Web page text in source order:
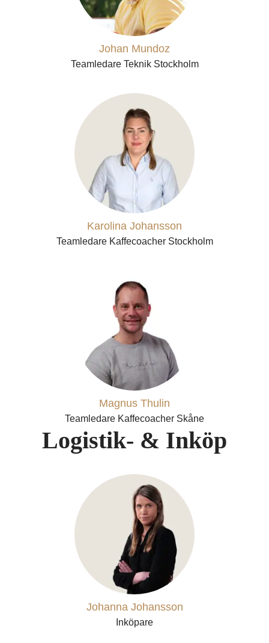
Johan Mundoz
Teamledare Teknik Stockholm
Karolina Johansson
Teamledare Kaffecoacher Stockholm
Magnus Thulin
Teamledare Kaffecoacher Skåne
Logistik- & Inköp
Johanna Johansson
Inköpare